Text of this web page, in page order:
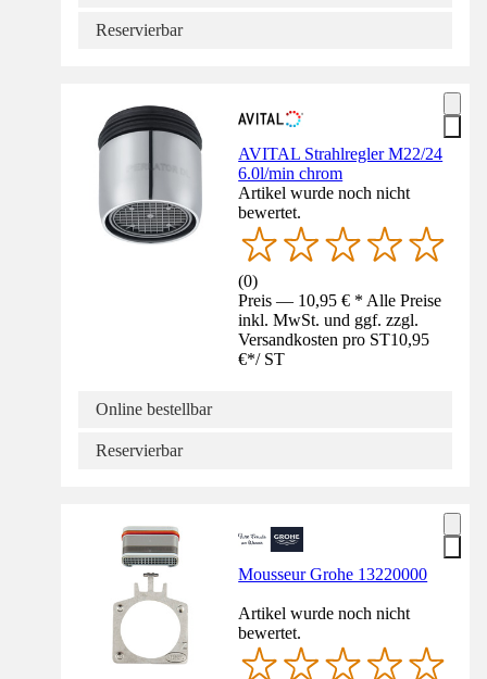
Reservierbar
AVITAL Strahlregler M22/24
6.0l/min chrom
Artikel wurde noch nicht
bewertet.
(0)
Preis — 10,95 € * Alle Preise
inkl. MwSt. und ggf. zzgl.
Versandkosten pro ST10,95
€*/ ST
Online bestellbar
Reservierbar
Mousseur Grohe 13220000
Artikel wurde noch nicht
bewertet.